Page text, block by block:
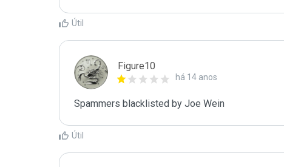
Útil
Figure10
há 14 anos
Spammers blacklisted by Joe Wein
Útil